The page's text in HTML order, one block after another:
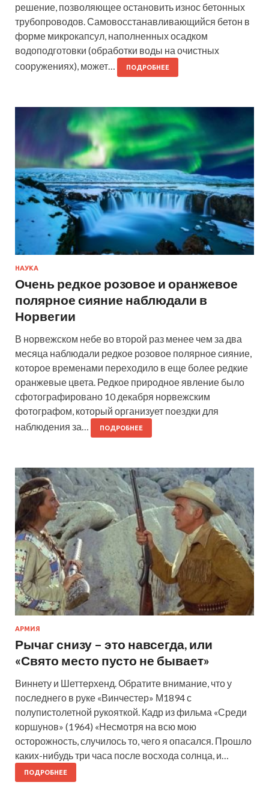
решение, позволяющее остановить износ бетонных
трубопроводов. Самовосстанавливающийся бетон в
форме микрокапсул, наполненных осадком
водоподготовки (обработки воды на очистных
сооружениях), может…
ПОДРОБНЕЕ
НАУКА
Очень редкое розовое и оранжевое
полярное сияние наблюдали в
Норвегии
В норвежском небе во второй раз менее чем за два
месяца наблюдали редкое розовое полярное сияние,
которое временами переходило в еще более редкие
оранжевые цвета. Редкое природное явление было
сфотографировано 10 декабря норвежским
фотографом, который организует поездки для
наблюдения за…
ПОДРОБНЕЕ
АРМИЯ
Рычаг снизу – это навсегда, или
«Свято место пусто не бывает»
Виннету и Шеттерхенд. Обратите внимание, что у
последнего в руке «Винчестер» М1894 с
полупистолетной рукояткой. Кадр из фильма «Среди
коршунов» (1964) «Несмотря на всю мою
осторожность, случилось то, чего я опасался. Прошло
каких-нибудь три часа после восхода солнца, и…
ПОДРОБНЕЕ